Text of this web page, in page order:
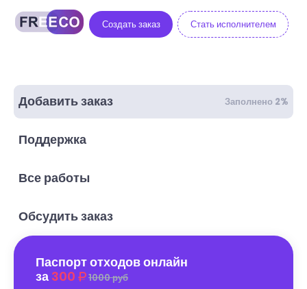
Создать заказ Стать исполнителем
Добавить заказ Заполнено 2%
Поддержка
Все работы
Обсудить заказ
Паспорт отходов онлайн
за 300 1000 руб